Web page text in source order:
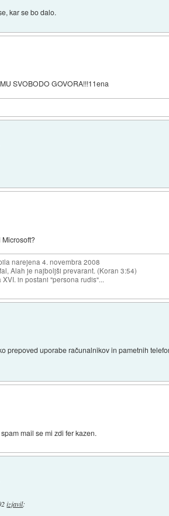
kar se bo dalo.
SVOBODO GOVORA!!!11ena
narejena 4. novembra 2008
Alah je najboljši prevarant. (Koran 3:54)
in postani "persona rudis"...
prepoved uporabe računalnikov in pametnih
mail se mi zdi fer kazen.
izjavil: